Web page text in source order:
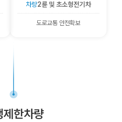
차량2륜 및 초소형전기차
도로교통 안전확보
제한차량